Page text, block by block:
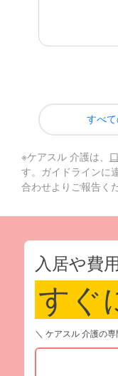
すべ
※ケアスル 介護は、
す。ガイドラインに
合わせよりご報告く
入居や費
すぐ
＼ ケアスル 介護の